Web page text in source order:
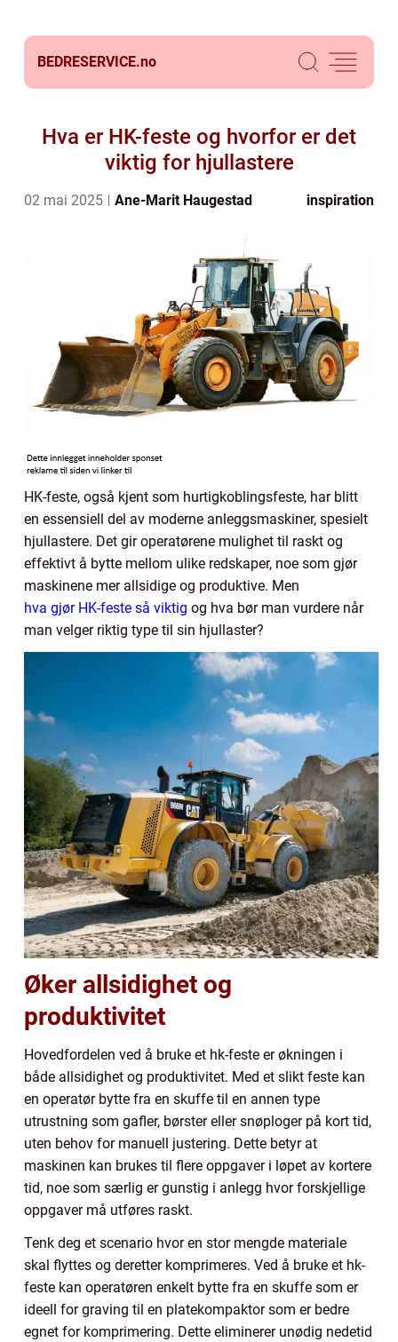
BEDRESERVICE.no
Hva er HK-feste og hvorfor er det
viktig for hjullastere
02 mai 2025 Ane-Marit Haugestad inspiration
HK-feste, også kjent som hurtigkoblingsfeste, har blitt
en essensiell del av moderne anleggsmaskiner, spesielt
hjullastere. Det gir operatørene mulighet til raskt og
effektivt å bytte mellom ulike redskaper, noe som gjør
maskinene mer allsidige og produktive. Men
hva gjør HK-feste så viktig og hva bør man vurdere når
man velger riktig type til sin hjullaster?
Øker allsidighet og
produktivitet
Hovedfordelen ved å bruke et hk-feste er økningen i
både allsidighet og produktivitet. Med et slikt feste kan
en operatør bytte fra en skuffe til en annen type
utrustning som gafler, børster eller snøploger på kort tid,
uten behov for manuell justering. Dette betyr at
maskinen kan brukes til flere oppgaver i løpet av kortere
tid, noe som særlig er gunstig i anlegg hvor forskjellige
oppgaver må utføres raskt.
Tenk deg et scenario hvor en stor mengde materiale
skal flyttes og deretter komprimeres. Ved å bruke et hk-
feste kan operatøren enkelt bytte fra en skuffe som er
ideell for graving til en platekompaktor som er bedre
egnet for komprimering. Dette eliminerer unødig nedetid